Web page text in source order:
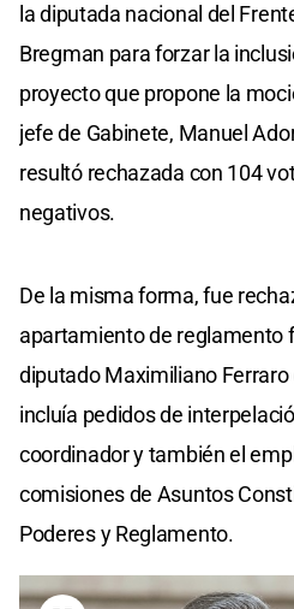
la diputada nacional del
Bregman para forzar la
proyecto que propone la
jefe de Gabinete, Manuel
resultó rechazada con 104
negativos.
De la misma forma, fue
apartamiento de reglamento
diputado Maximiliano Ferraro
incluía pedidos de
coordinador y también el
comisiones de Asuntos
Poderes y Reglamento.